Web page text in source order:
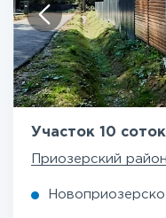
Участок 10
Приозерский район